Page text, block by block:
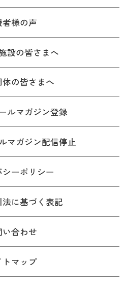
者様の声
設の皆さまへ
の皆さまへ
ルマガジン登録
マガジン配信停止
ーポリシー
に基づく表記
い合わせ
トマップ